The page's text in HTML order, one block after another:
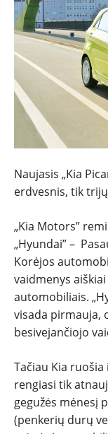
Naujasis „Kia
erdvesnis, tik
„Kia Motors”
„Hyundai” –
Korėjos
vaidmenys
automobiliais.
visada pirmauja,
besivejančiojo
Tačiau Kia
rengiasi tik
gegužės mėnesį
(penkerių durų